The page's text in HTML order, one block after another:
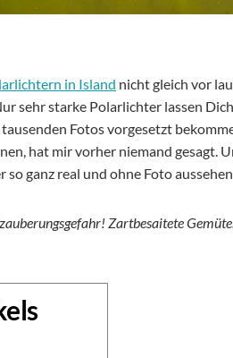
in Island nicht gleich vor
sehr starke Polarlichter lassen
Fotos vorgesetzt
hat mir vorher niemand gesagt.
ganz real und ohne Foto
Zartbesaitete